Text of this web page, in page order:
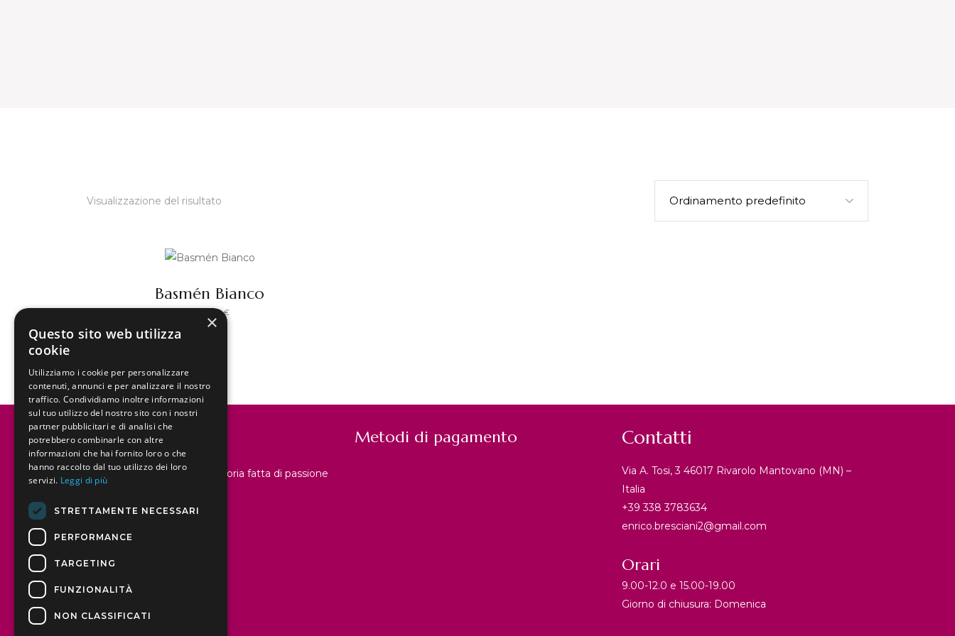
Visualizzazione del risultato
Basmén Bianco
4,00€
Dal 1958 raccontiamo una storia fatta di passione
Metodi di pagamento Contatti
Via A. Tosi, 3 46017 Rivarolo Mantovano (MN) –
Italia
+39 338 3783634
enrico.bresciani2@gmail.com
Orari
9.00-12.0 e 15.00-19.00
Giorno di chiusura: Domenica
×
Questo sito web utilizza
cookie
Utilizziamo i cookie per personalizzare
contenuti, annunci e per analizzare il nostro
traffico. Condividiamo inoltre informazioni
sul tuo utilizzo del nostro sito con i nostri
partner pubblicitari e di analisi che
potrebbero combinarle con altre
informazioni che hai fornito loro o che
hanno raccolto dal tuo utilizzo dei loro
servizi. Leggi di più
STRETTAMENTE NECESSARI
PERFORMANCE
TARGETING
FUNZIONALITÀ
NON CLASSIFICATI